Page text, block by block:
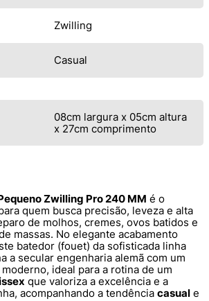
Zwilling
Casual
08cm largura x 05cm altura
x 27cm comprimento
Zwilling Pro 240 MM é o
quem busca precisão, leveza e alta
de molhos, cremes, ovos batidos e
massas. No elegante acabamento
batedor (fouet) da sofisticada linha
a secular engenharia alemã com um
ideal para a rotina de um
que valoriza a excelência e a
acompanhando a tendência casual e